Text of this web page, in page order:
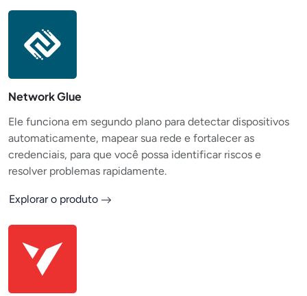
Network Glue
Ele funciona em segundo plano para detectar dispositivos
automaticamente, mapear sua rede e fortalecer as
credenciais, para que você possa identificar riscos e
resolver problemas rapidamente.
Explorar o produto